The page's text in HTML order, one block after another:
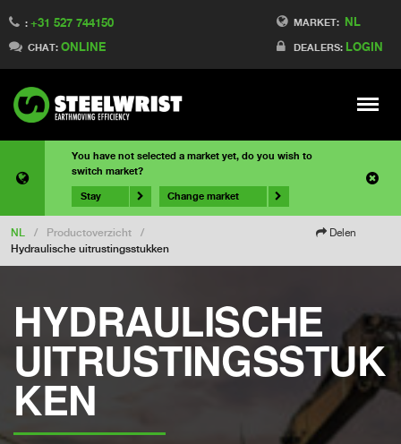
MARKET: NL
DEALERS: LOGIN
: +31 527 744150
CHAT: ONLINE
Meny
You have not selected a market yet, do you wish to
switch market?
Stay Change market
NL / Productoverzicht
/
Hydraulische uitrustingsstukken
Delen
HYDRAULISCHE
UITRUSTINGSSTUK
KEN